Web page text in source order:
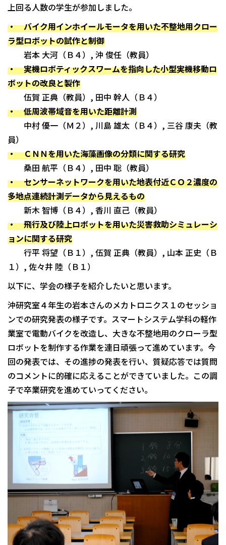
上回る人数の学生が参加しました。
・ バイク用インホイールモータを用いた不整地用クロー
ラ型ロボットの試作と制御
岩本 大河（Ｂ４）, 沖 俊任（教員）
・ 実機ロボティックスワームを指向した小型実機移動ロ
ボットの改良と製作
伍賀 正典（教員）, 田中 幹人（Ｂ４）
・ 低周波帯域音を用いた距離計測
中村 優一（Ｍ２）, 川島 雄太（Ｂ４）, 三谷 康夫（教
員）
・ ＣＮＮを用いた海藻画像の分類に関する研究
桑田 航平（Ｂ４）, 田中 聡（教員）
・ センサーネットワークを用いた地表付近ＣＯ２濃度の
多地点連続計測データから見えるもの
新木 智博（Ｂ４）, 香川 直己（教員）
・ 飛行及び陸上ロボットを用いた災害救助シミュレーシ
ョンに関する研究
行平 将望（Ｂ１）, 伍賀 正典（教員）, 山本 正史（Ｂ
１）, 佐々井 陸（Ｂ１）
以下に、学会の様子を紹介したいと思います。
沖研究室４年生の岩本さんのメカトロニクス１のセッショ
ンでの研究発表の様子です。スマートシステム学科の軽作
業室で電動バイクを改造し、大きな不整地用のクローラ型
ロボットを制作する作業を連日頑張って進めています。今
回の発表では、その進捗の発表を行い、質疑応答では質問
のコメントに的確に応えることができていました。この調
子で卒業研究を進めていってください。